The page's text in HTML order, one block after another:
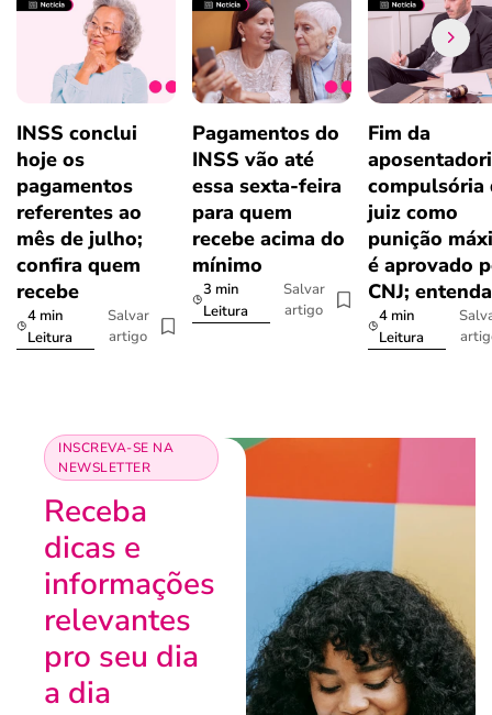
INSS conclui
hoje os
pagamentos
referentes ao
mês de julho;
confira quem
recebe
4 min
Leitura
Salvar
artigo
Pagamentos do
INSS vão até
essa sexta-feira
para quem
recebe acima do
mínimo
3 min
Leitura
Salvar
artigo
Fim da
compulsória
juiz como
punição
é aprovado
CNJ; entenda
4 min
Leitura
INSCREVA-SE NA
NEWSLETTER
Receba
dicas e
informações
relevantes
pro seu dia
a dia